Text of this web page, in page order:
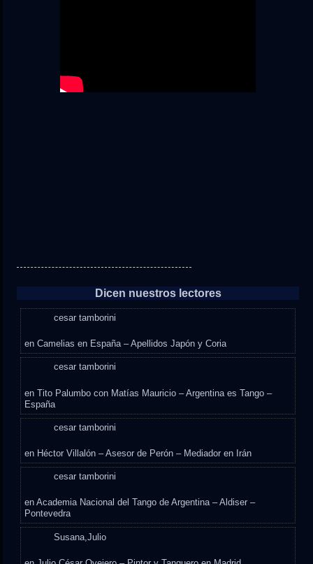
Dicen nuestros lectores
cesar tamborini
enCamelias en España – Apellidos Japón y Coria
cesar tamborini
enTito Palumbo con Matías Mauricio – Argentina es Tango –
España
cesar tamborini
en Héctor Villalón – Asesor de Perón – Mediador en Irán
cesar tamborini
enAcademia Nacional del Tango de Argentina – Aldiser –
Pontevedra
Susana,Julio